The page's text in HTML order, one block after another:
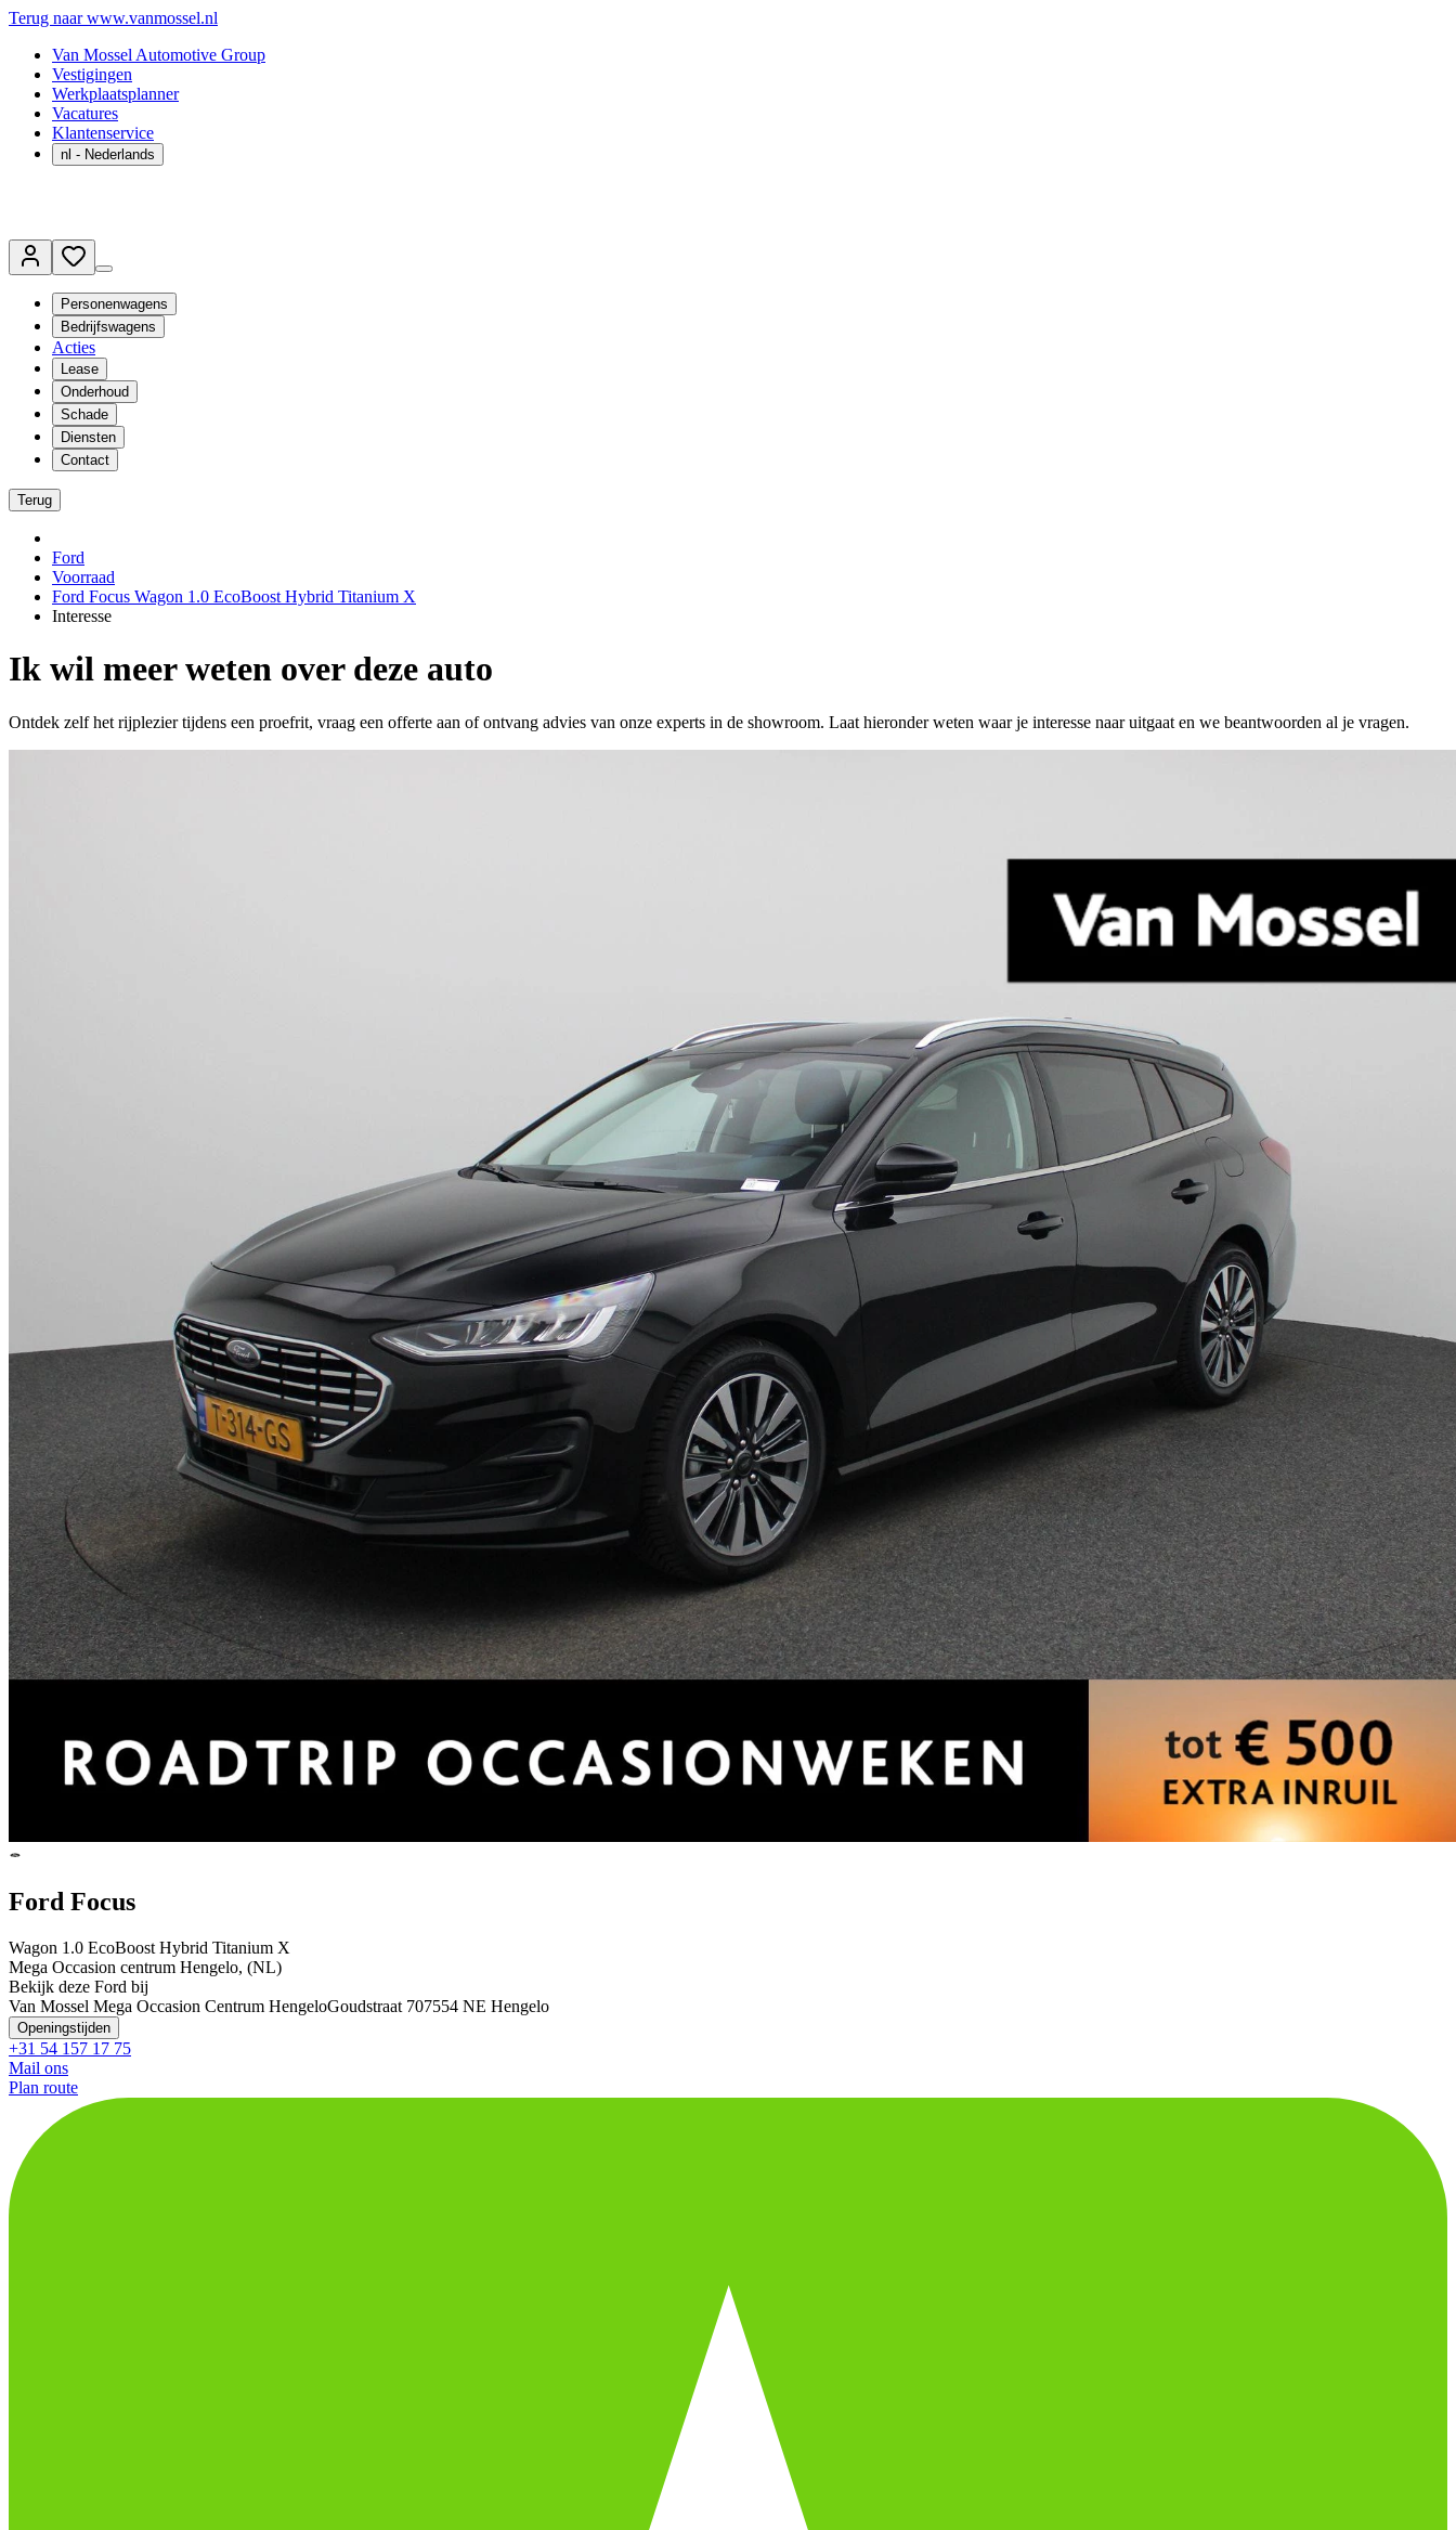
Terug naar www.vanmossel.nl
Van Mossel Automotive Group
Vestigingen
Werkplaatsplanner
Vacatures
Klantenservice
nl - Nederlands
Personenwagens
Bedrijfswagens
Acties
Lease
Onderhoud
Schade
Diensten
Contact
Terug
Ford
Voorraad
Ford Focus Wagon 1.0 EcoBoost Hybrid Titanium X
Interesse
Ik wil meer weten over deze auto
Ontdek zelf het rijplezier tijdens een proefrit, vraag een offerte aan of ontvang advies van onze experts in de showroom. Laat hieronder weten waar je interesse naar uitgaat en we beantwoorden al je vragen.
Ford Focus
Wagon 1.0 EcoBoost Hybrid Titanium X
Mega Occasion centrum Hengelo, (NL)
Bekijk deze Ford bij
Van Mossel Mega Occasion Centrum HengeloGoudstraat 707554 NE Hengelo
Openingstijden
+31 54 157 17 75
Mail ons
Plan route